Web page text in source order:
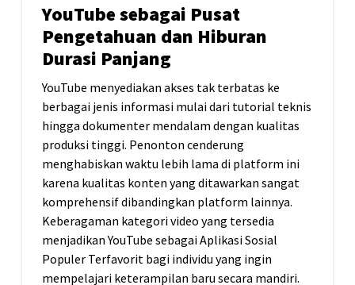
YouTube sebagai Pusat
Pengetahuan dan Hiburan
Durasi Panjang
YouTube menyediakan akses tak terbatas ke
berbagai jenis informasi mulai dari tutorial teknis
hingga dokumenter mendalam dengan kualitas
produksi tinggi. Penonton cenderung
menghabiskan waktu lebih lama di platform ini
karena kualitas konten yang ditawarkan sangat
komprehensif dibandingkan platform lainnya.
Keberagaman kategori video yang tersedia
menjadikan YouTube sebagai Aplikasi Sosial
Populer Terfavorit bagi individu yang ingin
mempelajari keterampilan baru secara mandiri.